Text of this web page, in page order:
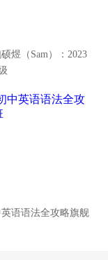
煜（Sam）：2023
英语语法全攻略旗舰